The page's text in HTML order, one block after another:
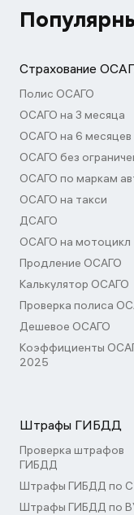
Страхование
Полис ОСАГО
ОСАГО на 3 месяца
ОСАГО на 6 месяцев
ОСАГО без
ОСАГО по маркам
ОСАГО на такси
ДСАГО
ОСАГО на мотоцикл
Продление ОСАГО
Калькулятор ОСАГО
Проверка полиса
Дешевое ОСАГО
Коэффициенты
2025
Штрафы ГИБДД
Проверка штрафов
ГИБДД
Штрафы ГИБДД по
Штрафы ГИБДД по